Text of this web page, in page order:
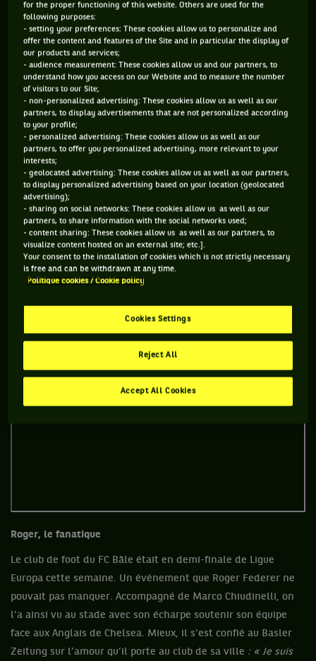
Roger oublie le bouchon
Que se passe-t-il quand Federer doit signer un autographe
sur une caméra et qu'il garde le bouchon du stylo ? Bah il a
l'air con. Et l'expression de son visage en dit long sur le
moment de solitude qu'il est en train de vivre.
Vous devez accepter les cookies de type
"Réseaux sociaux" pour pouvoir accéder à ce
contenu
GÉRER MES PRÉFÉRENCES
Roger, le fanatique
Le club de foot du FC Bâle était en demi-finale de Ligue
Europa cette semaine. Un événement que Roger Federer ne
pouvait pas manquer. Accompagné de Marco Chiudinelli, on
l'a ainsi vu au stade avec son écharpe soutenir son équipe
face aux Anglais de Chelsea. Mieux, il s'est confié au Basler
Zeitung sur l’amour qu’il porte au club de sa ville : « Je suis
for the proper functioning of this website. Others are used for the
following purposes:
- setting your preferences: These cookies allow us to personalize and
offer the content and features of the Site and in particular the display of
our products and services;
- audience measurement: These cookies allow us and our partners, to
understand how you access on our Website and to measure the number
of visitors to our Site;
- non-personalized advertising: These cookies allow us as well as our
partners, to display advertisements that are not personalized according
to your profile;
- personalized advertising: These cookies allow us as well as our
partners, to offer you personalized advertising, more relevant to your
interests;
- geolocated advertising: These cookies allow us as well as our partners,
to display personalized advertising based on your location (geolocated
advertising);
- sharing on social networks: These cookies allow us as well as our
partners, to share information with the social networks used;
- content sharing: These cookies allow us as well as our partners, to
visualize content hosted on an external site; etc.].
Your consent to the installation of cookies which is not strictly necessary
is free and can be withdrawn at any time.
Politique cookies / Cookie policy
Cookies Settings
Reject All
Accept All Cookies